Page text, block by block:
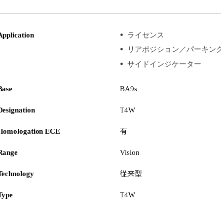
ライセンス
リアポジション／パーキン
サイドインジケーター
BA9s
T4W
ECE 有
Vision
従来型
T4W